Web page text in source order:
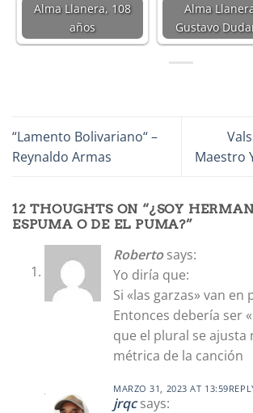
Alma Llanera, 108
años
Alma
Gustavo
“Lamento Bolivariano“ –
Reynaldo Armas
Maestro
12 THOUGHTS ON “¿SOY
ESPUMA O DE EL PUMA?”
Roberto says:
Yo diría que:
Si «las garzas» van en
Entonces debería ser
que el plural se ajusta
métrica de la canción
MARZO 31, 2023 AT 13:59
jrqc says: